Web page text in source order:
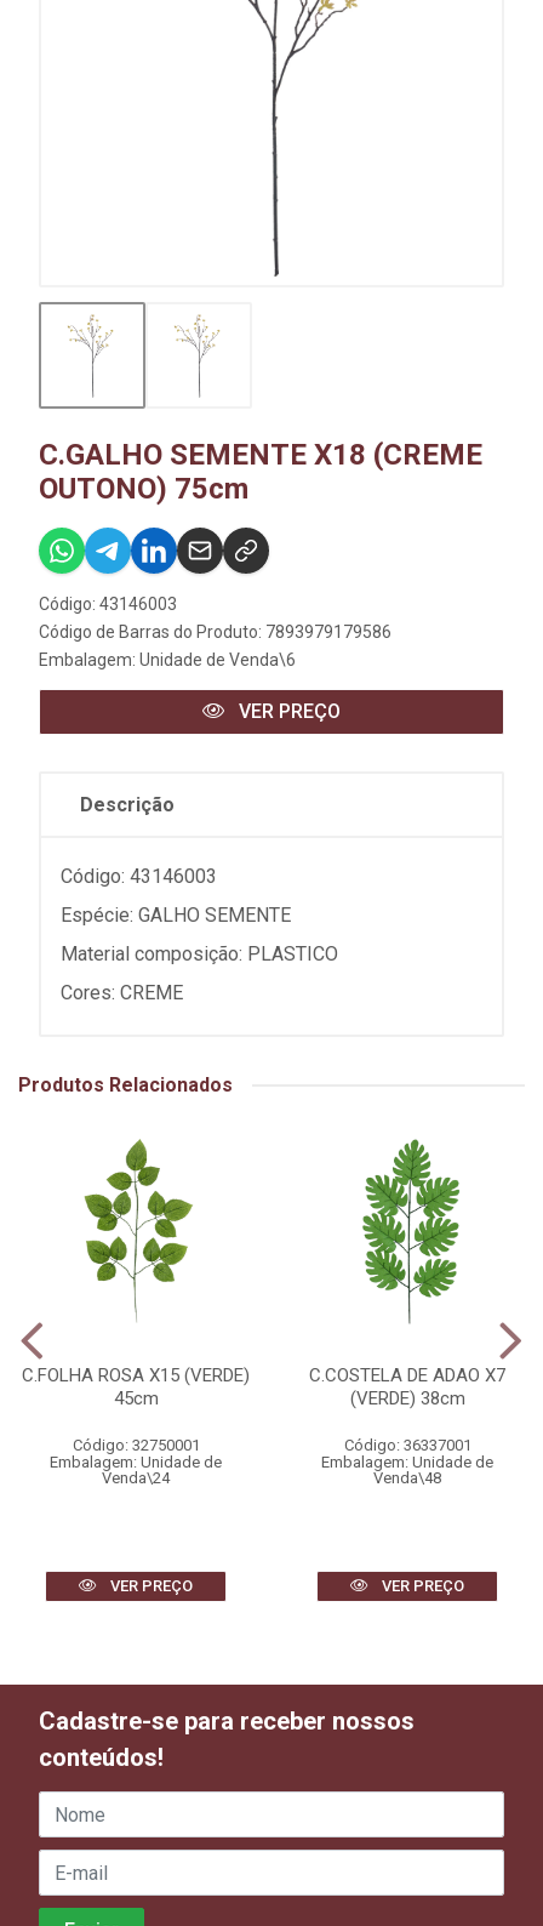
C.GALHO SEMENTE X18 (CREME
OUTONO) 75cm
Código: 43146003
Código de Barras do Produto: 7893979179586
Embalagem: Unidade de Venda\6
VER PREÇO
Descrição
Código: 43146003
Espécie: GALHO SEMENTE
Material composição: PLASTICO
Cores: CREME
Produtos Relacionados
C.FOLHA ROSA X15 (VERDE)
45cm
Código: 32750001
Embalagem: Unidade de
Venda\24
VER PREÇO
C.COSTELA DE ADAO X7
(VERDE) 38cm
Código: 36337001
Embalagem: Unidade de
Venda\48
VER PREÇO
Cadastre-se para receber nossos
conteúdos!